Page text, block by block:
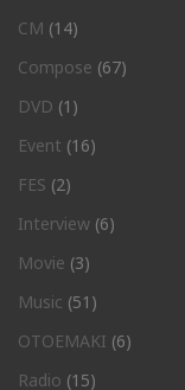
CM (14)
Compose (67)
DVD (1)
Event (16)
FES (2)
Interview (6)
Movie (3)
Music (51)
OTOEMAKI (6)
Radio (15)